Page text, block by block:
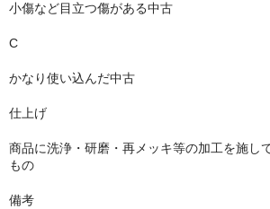
小傷など目立つ傷がある中古
C
かなり使い込んだ中古
仕上げ
商品に洗浄・研磨・再メッキ等の加工を施し
もの
備考